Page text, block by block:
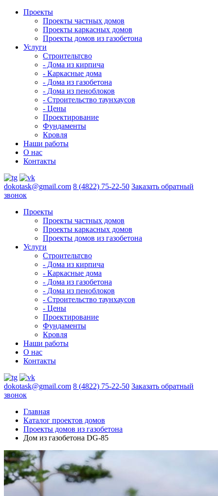
Проекты
Проекты частных домов
Проекты каркасных домов
Проекты домов из газобетона
Услуги
Строительтсво
- Дома из кирпича
- Каркасные дома
- Дома из газобетона
- Дома из пеноблоков
- Строительство таунхаусов
- Цены
Проектирование
Фундаменты
Кровля
Наши работы
О нас
Контакты
dokotask@gmail.com 8 (4822) 75-22-50 Заказать обратный
звонок
Проекты
Проекты частных домов
Проекты каркасных домов
Проекты домов из газобетона
Услуги
Строительтсво
- Дома из кирпича
- Каркасные дома
- Дома из газобетона
- Дома из пеноблоков
- Строительство таунхаусов
- Цены
Проектирование
Фундаменты
Кровля
Наши работы
О нас
Контакты
dokotask@gmail.com 8 (4822) 75-22-50 Заказать обратный
звонок
Главная
Каталог проектов домов
Проекты домов из газобетона
Дом из газобетона DG-85